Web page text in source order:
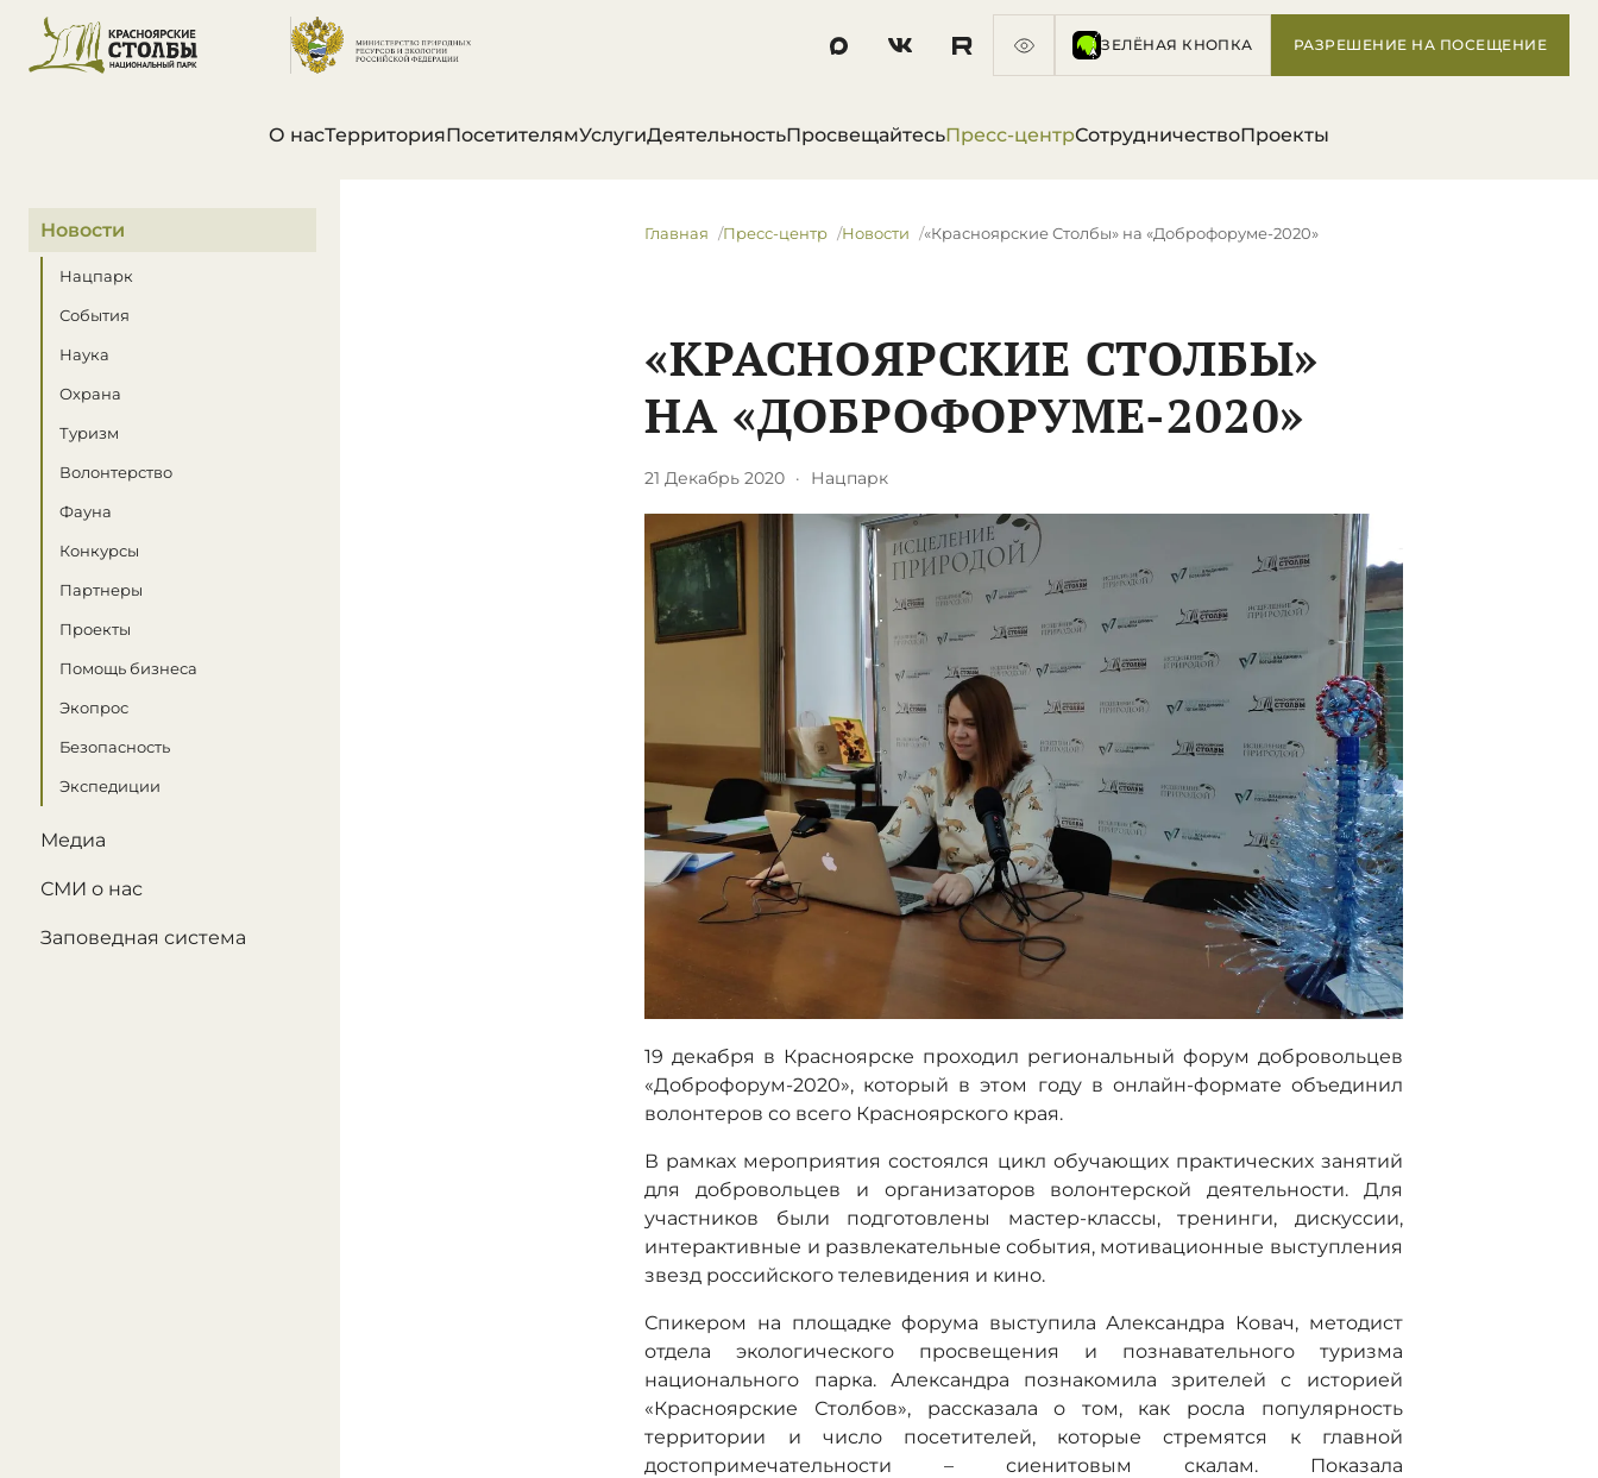
ЗЕЛЁНАЯ КНОПКА РАЗРЕШЕНИЕ НА ПОСЕЩЕНИЕ
О насТерриторияПосетителямУслугиДеятельностьПросвещайтесьПресс-центрСотрудничествоПроекты
В этом разделе
Новости
Нацпарк
События
Наука
Охрана
Туризм
Волонтерство
Фауна
Конкурсы
Партнеры
Проекты
Помощь бизнеса
Экопрос
Безопасность
Экспедиции
Медиа
СМИ о нас
Заповедная система
Главная Пресс-центр Новости «Красноярские Столбы» на «Доброфоруме-2020»
«КРАСНОЯРСКИЕ СТОЛБЫ»
НА «ДОБРОФОРУМЕ-2020»
21 Декабрь 2020 · Нацпарк
19 декабря в Красноярске проходил региональный форум добровольцев
«Доброфорум-2020», который в этом году в онлайн-формате объединил
волонтеров со всего Красноярского края.
В рамках мероприятия состоялся цикл обучающих практических занятий
для добровольцев и организаторов волонтерской деятельности. Для
участников были подготовлены мастер-классы, тренинги, дискуссии,
интерактивные и развлекательные события, мотивационные выступления
звезд российского телевидения и кино.
Спикером на площадке форума выступила Александра Ковач, методист
отдела экологического просвещения и познавательного туризма
национального парка. Александра познакомила зрителей с историей
«Красноярские Столбов», рассказала о том, как росла популярность
территории и число посетителей, которые стремятся к главной
достопримечательности – сиенитовым скалам. Показала